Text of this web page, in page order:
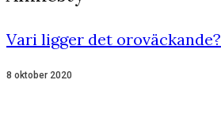
Vari ligger det oroväckande?
8 oktober 2020